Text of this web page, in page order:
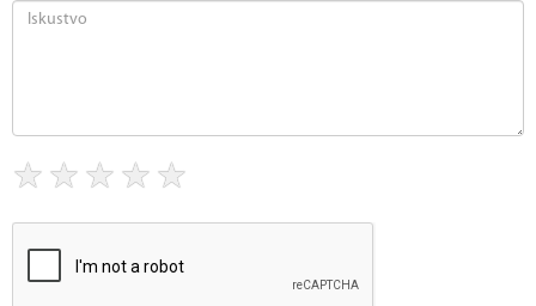
★ ★ ★ ★ ★